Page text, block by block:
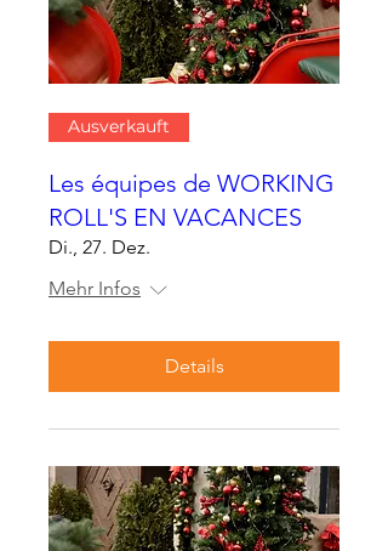
Ausverkauft
Les équipes de WORKING
ROLL'S EN VACANCES
Di., 27. Dez.
Mehr Infos
Details